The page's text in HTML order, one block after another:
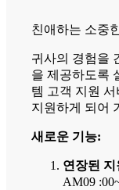
친애하는 소중
귀사의 경험을
을 제공하도록
템 고객 지원
지원하게 되어
새로운 기능:
연장된 지
AM09